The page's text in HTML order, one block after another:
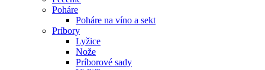
Poháre
Poháre na víno a sekt
Príbory
Lyžice
Nože
Príborové sady